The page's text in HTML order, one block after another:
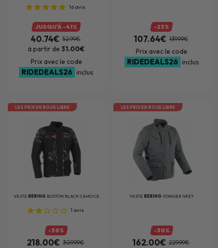
16avis
JUSQU'À -41%
40.74€ 52.99€
à partir de31.00€
Prix avec le code
RIDEDEALS26 inclus
-23%
107.64€ 139.99€
Prix avec le code
RIDEDEALS26 inclus
LES PRIX EN ROUE LIBRE
VESTE BERING BOSTON BLACK CAMO CE
1 avis
-30%
218.00€ 309.99€
LES PRIX EN ROUE LIBRE
VESTE BERINGVOYAGER GREY
-30%
162.00€ 229.99€